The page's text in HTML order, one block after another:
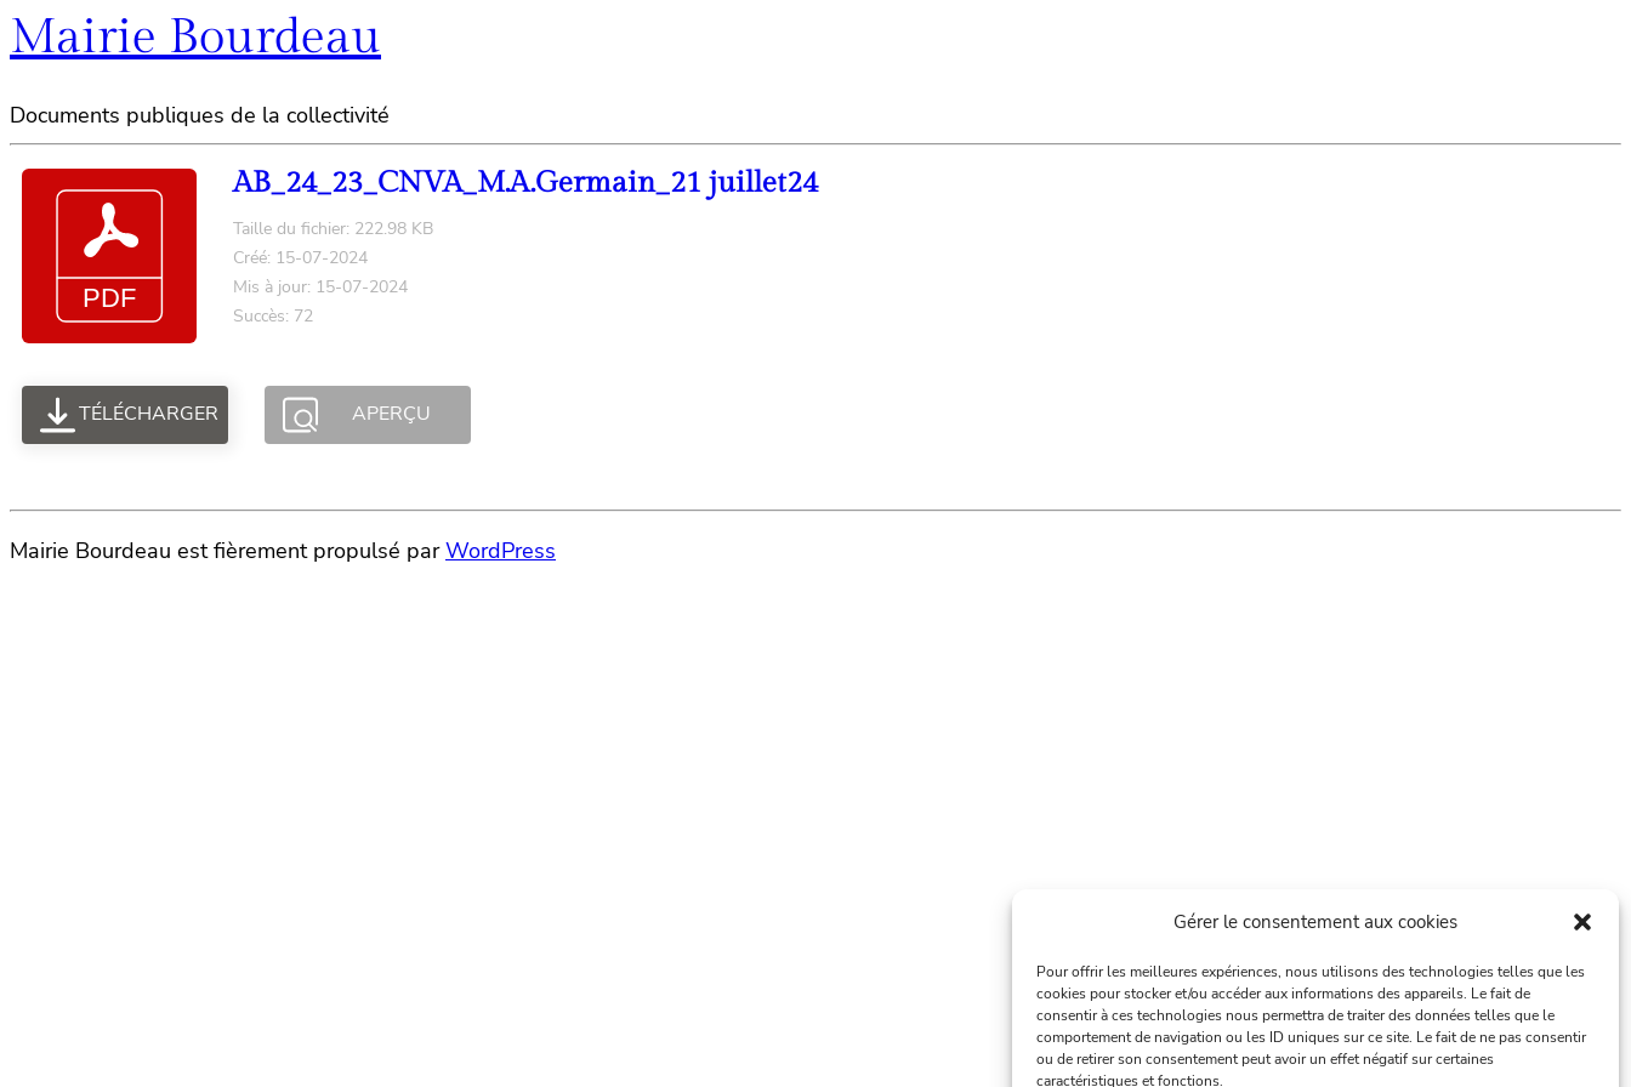
Gérer le consentement aux cookies
Pour offrir les meilleures expériences, nous utilisons des technologies telles que les
cookies pour stocker et/ou accéder aux informations des appareils. Le fait de
consentir à ces technologies nous permettra de traiter des données telles que le
comportement de navigation ou les ID uniques sur ce site. Le fait de ne pas consentir
ou de retirer son consentement peut avoir un effet négatif sur certaines
caractéristiques et fonctions.
Mairie Bourdeau
Documents publiques de la collectivité
AB_24_23_CNVA_M.A.Germain_21 juillet24
Taille du fichier: 222.98 KB
Créé: 15-07-2024
Mis à jour: 15-07-2024
Succès: 72
TÉLÉCHARGER APERÇU
Mairie Bourdeau est fièrement propulsé parWordPress